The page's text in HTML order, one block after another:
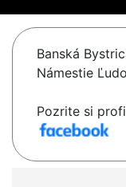
Banská
Námestie
Pozrite si